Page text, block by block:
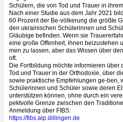
Schülern, die von Tod und Trauer in
Nach einer Studie aus dem Jahr 2021
60 Prozent der Be-völkerung die größte
den ukrainischen Schülerinnen und
Gläubige befinden. Wenn sie
eine große Offenheit, ihnen beizustehen
men zu lassen, aber das Wissen über
oft.
Die Fortbildung möchte informieren über
Tod und Trauer in der Orthodoxie, über
sowie praktische Empfehlungen ge-ben,
Schülerinnen und Schüler sowie deren
unterstützen können, ohne durch ein
pektvolle Grenze zwischen den
Anmeldung über FIBS:
https://fibs.alp.dillingen.de